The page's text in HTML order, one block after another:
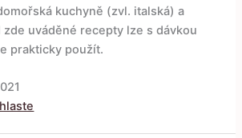
kuchyně (zvl. italská) a
zde uváděné recepty lze s dávkou
prakticky použít.